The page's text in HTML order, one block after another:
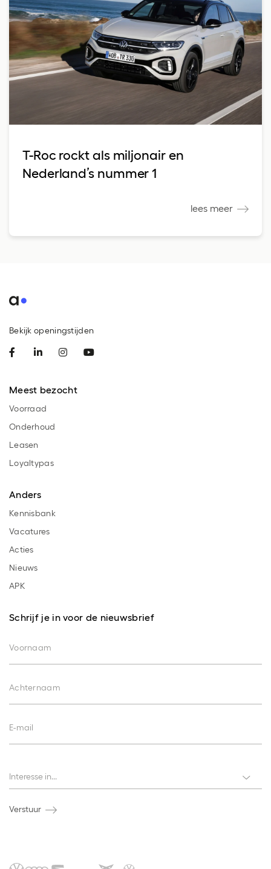
T-Roc rockt als miljonair en
Nederland’s nummer 1
lees meer
Bekijk openingstijden
Meest bezocht
Voorraad
Onderhoud
Leasen
Loyaltypas
Anders
Kennisbank
Vacatures
Acties
Nieuws
APK
Schrijf je in voor de nieuwsbrief
Voornaam
Achternaam
E-mail
Interesse in...
Verstuur